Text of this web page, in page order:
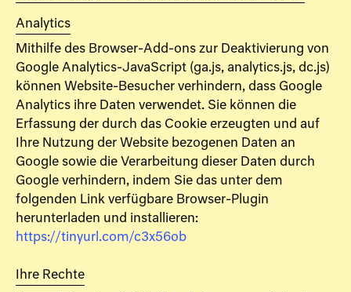
Analytics
Mithilfe des Browser-Add-ons zur Deaktivierung von
Google Analytics-JavaScript (ga.js, analytics.js, dc.js)
können Website-Besucher verhindern, dass Google
Analytics ihre Daten verwendet. Sie können die
Erfassung der durch das Cookie erzeugten und auf
Ihre Nutzung der Website bezogenen Daten an
Google sowie die Verarbeitung dieser Daten durch
Google verhindern, indem Sie das unter dem
folgenden Link verfügbare Browser-Plugin
herunterladen und installieren:
https://tinyurl.com/c3x56ob
Ihre Rechte